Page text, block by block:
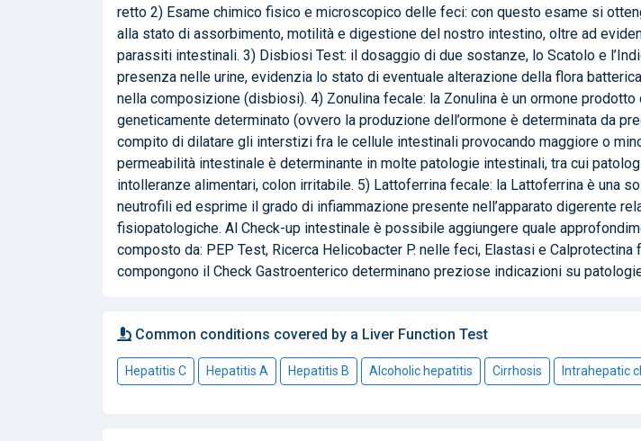
retto 2) Esame chimico fisico e microscopico delle feci: con questo esame si
alla stato di assorbimento, motilità e digestione del nostro intestino, oltre ad
parassiti intestinali. 3) Disbiosi Test: il dosaggio di due sostanze, lo Scatolo e
presenza nelle urine, evidenzia lo stato di eventuale alterazione della flora
nella composizione (disbiosi). 4) Zonulina fecale: la Zonulina è un ormone
geneticamente determinato (ovvero la produzione dell’ormone è determinata da
compito di dilatare gli interstizi fra le cellule intestinali provocando maggiore o
permeabilità intestinale è determinante in molte patologie intestinali, tra cui
intolleranze alimentari, colon irritabile. 5) Lattoferrina fecale: la Lattoferrina è una
neutrofili ed esprime il grado di infiammazione presente nell’apparato digerente
fisiopatologiche. Al Check-up intestinale è possibile aggiungere quale
composto da: PEP Test, Ricerca Helicobacter P. nelle feci, Elastasi e Calprotectina
compongono il Check Gastroenterico determinano preziose indicazioni su
Common conditions covered by a Liver Function Test
Hepatitis C Hepatitis A Hepatitis B Alcoholic hepatitis Cirrhosis Intrahepatic